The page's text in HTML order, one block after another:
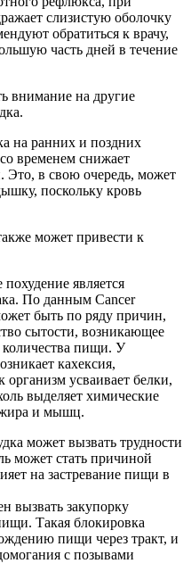
слизистую оболочку
обратиться к врачу,
часть дней в течение
внимание на другие
на ранних и поздних
временем снижает
Это, в свою очередь, может
поскольку кровь
может привести к
является
По данным Cancer
быть по ряду причин,
сытости, возникающее
количества пищи. У
кахексия,
усваивает белки,
выделяет химические
и мышц.
может вызвать трудности
может стать причиной
на застревание пищи в
вызвать закупорку
Такая блокировка
пищи через тракт, и
с позывами